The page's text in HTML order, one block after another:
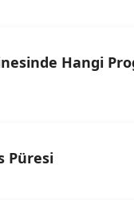
Hangi
Püresi